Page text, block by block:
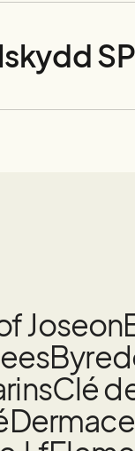
Joseon
Clé